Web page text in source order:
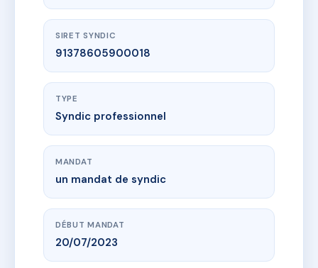
SIRET SYNDIC
91378605900018
TYPE
Syndic professionnel
MANDAT
un mandat de syndic
DÉBUT MANDAT
20/07/2023